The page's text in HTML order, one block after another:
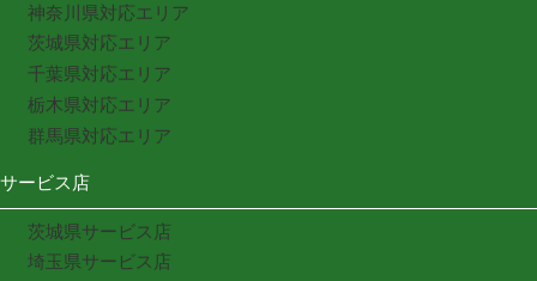
神奈川県対応エリア
茨城県対応エリア
千葉県対応エリア
栃木県対応エリア
群馬県対応エリア
サービス店
茨城県サービス店
埼玉県サービス店